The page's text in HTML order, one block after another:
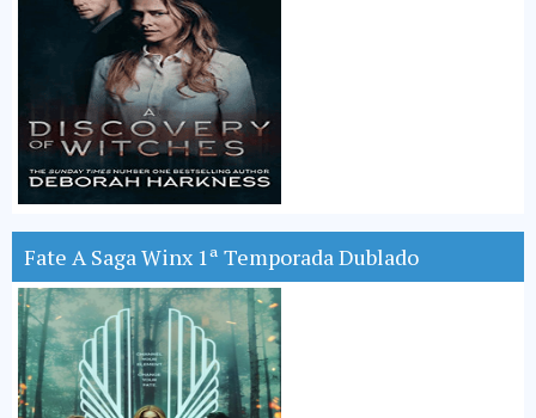
Fate A Saga Winx 1ª Temporada Dublado